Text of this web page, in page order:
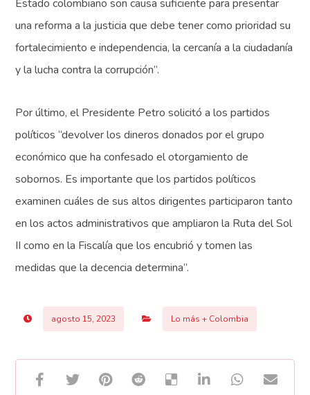
Estado colombiano son causa suficiente para presentar
una reforma a la justicia que debe tener como prioridad su
fortalecimiento e independencia, la cercanía a la ciudadanía
y la lucha contra la corrupción”.
Por último, el Presidente Petro solicitó a los partidos
políticos “devolver los dineros donados por el grupo
económico que ha confesado el otorgamiento de
sobornos. Es importante que los partidos políticos
examinen cuáles de sus altos dirigentes participaron tanto
en los actos administrativos que ampliaron la Ruta del Sol
II como en la Fiscalía que los encubrió y tomen las
medidas que la decencia determina”.
agosto 15, 2023 Lo más + Colombia